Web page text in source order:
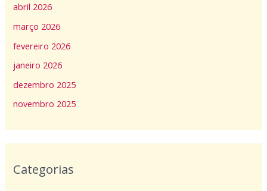
abril 2026
março 2026
fevereiro 2026
janeiro 2026
dezembro 2025
novembro 2025
Categorias